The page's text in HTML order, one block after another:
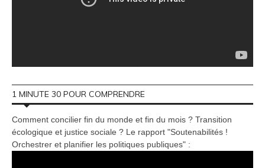
1 MINUTE 30 POUR COMPRENDRE
Comment concilier fin du monde et fin du mois ? Transition
écologique et justice sociale ? Le rapport "Soutenabilités !
Orchestrer et planifier les politiques publiques" :